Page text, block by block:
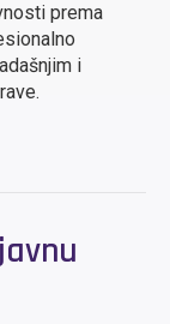
prema
i